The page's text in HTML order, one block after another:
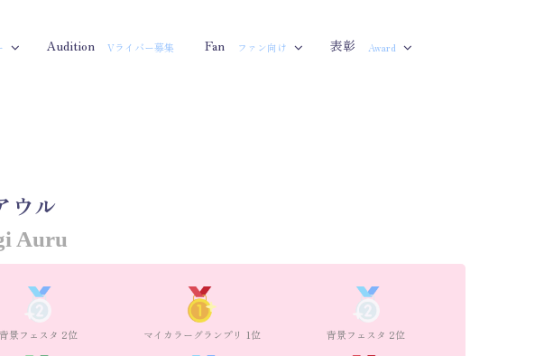
Audition Vライバー募集 Fan ファン向け 表彰 Award
ウル
Auru
背景フェスタ 2位 マイカラーグランプリ 1位 背景フェスタ 2位